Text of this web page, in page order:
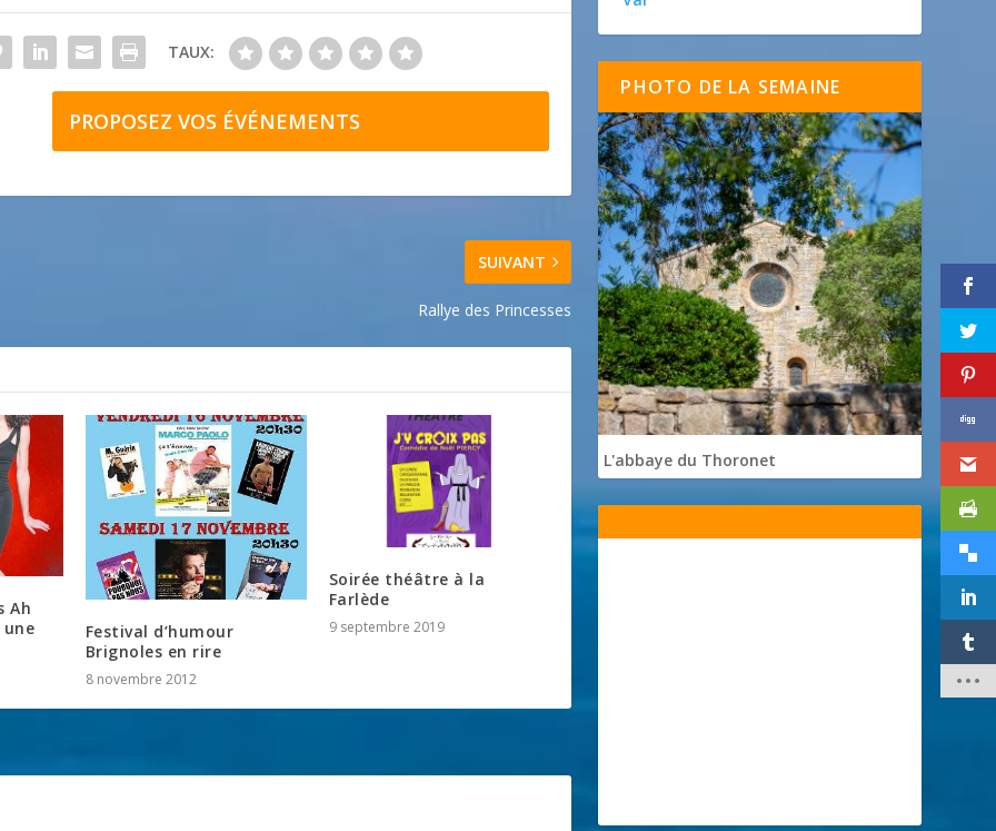
TAUX:
PROPOSEZ VOS ÉVÉNEMENTS
SUIVANT
Rallye des Princesses
Ah
une
Festival d’humour
Brignoles en rire
8 novembre 2012
Soirée théâtre à la
Farlède
9 septembre 2019
PHOTO DE LA SEMAINE
L'abbaye du Thoronet